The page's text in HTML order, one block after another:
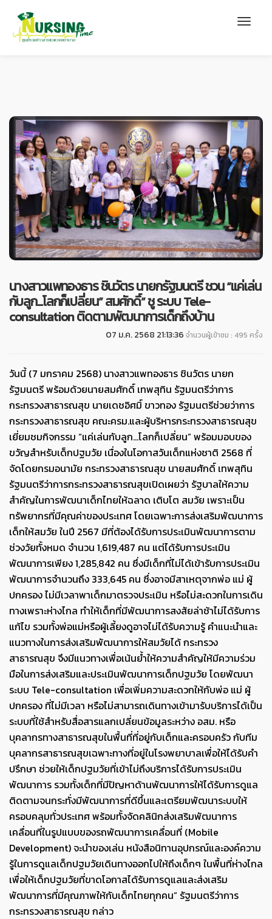
นางสาวแพทองธาร ชินวัตร นายกรัฐมนตรี ชวน “แค่เล่น
กับลูก...โลกก็เปลี่ยน” สมศักดิ์” ชู ระบบ Tele-
consultation ติดตามพัฒนาการเด็กถึงบ้าน
07 ม.ค. 2568 21:13:36 จำนวนผู้เข้าชม : 495 ครั้ง
วันนี้ (7 มกราคม 2568) นางสาวแพทองธาร ชินวัตร นายก
รัฐมนตรี พร้อมด้วยนายสมศักดิ์ เทพสุทิน รัฐมนตรีว่าการ
กระทรวงสาธารณสุข นายเดชอิศมิ์ ขาวทอง รัฐมนตรีช่วยว่าการ
กระทรวงสาธารณสุข คณะครม.และผู้บริหารกระทรวงสาธารณสุข
เยี่ยมชมกิจกรรม “แค่เล่นกับลูก...โลกก็เปลี่ยน” พร้อมมอบของ
ขวัญสำหรับเด็กปฐมวัย เนื่องในโอกาสวันเด็กแห่งชาติ 2568 ที่
จัดโดยกรมอนามัย กระทรวงสาธารณสุข นายสมศักดิ์ เทพสุทิน
รัฐมนตรีว่าการกระทรวงสาธารณสุขเปิดเผยว่า รัฐบาลให้ความ
สำคัญในการพัฒนาเด็กไทยให้ฉลาด เติบโต สมวัย เพราะเป็น
ทรัพยากรที่มีคุณค่าของประเทศ โดยเฉพาะการส่งเสริมพัฒนาการ
เด็กให้สมวัย ในปี 2567 มีที่ต้องได้รับการประเมินพัฒนาการตาม
ช่วงวัยทั้งหมด จำนวน 1,619,487 คน แต่ได้รับการประเมิน
พัฒนาการเพียง 1,285,842 คน ซึ่งมีเด็กที่ไม่ได้เข้ารับการประเมิน
พัฒนาการจำนวนถึง 333,645 คน ซึ่งอาจมีสาเหตุจากพ่อ แม่ ผู้
ปกครอง ไม่มีเวลาพาเด็กมาตรวจประเมิน หรือไม่สะดวกในการเดิน
ทางเพราะห่างไกล ทำให้เด็กที่มีพัฒนาการสงสัยล่าช้าไม่ได้รับการ
แก้ไข รวมทั้งพ่อแม่หรือผู้เลี้ยงดูอาจไม่ได้รับความรู้ คำแนะนำและ
แนวทางในการส่งเสริมพัฒนาการให้สมวัยได้ กระทรวง
สาธารณสุข จึงมีแนวทางเพื่อเน้นย้ำให้ความสำคัญให้มีความร่วม
มือในการส่งเสริมและประเมินพัฒนาการเด็กปฐมวัย โดยพัฒนา
ระบบ Tele-consultation เพื่อเพิ่มความสะดวกให้กับพ่อ แม่ ผู้
ปกครอง ที่ไม่มีเวลา หรือไม่สามารถเดินทางเข้ามารับบริการได้เป็น
ระบบที่ใช้สำหรับสื่อสารแลกเปลี่ยนข้อมูลระหว่าง อสม. หรือ
บุคลากรทางสาธารณสุขในพื้นที่ที่อยู่กับเด็กและครอบครัว กับทีม
บุคลากรสาธารณสุขเฉพาะทางที่อยู่ในโรงพยาบาลเพื่อให้ได้รับคำ
ปรึกษา ช่วยให้เด็กปฐมวัยที่เข้าไม่ถึงบริการได้รับการประเมิน
พัฒนาการ รวมทั้งเด็กที่มีปัญหาด้านพัฒนาการให้ได้รับการดูแล
ติดตามจนกระทั่งมีพัฒนาการที่ดีขึ้นและเตรียมพัฒนาระบบให้
ครอบคลุมทั่วประเทศ พร้อมทั้งจัดคลินิกส่งเสริมพัฒนาการ
เคลื่อนที่ในรูปแบบของรถพัฒนาการเคลื่อนที่ (Mobile
Development) จะนำของเล่น หนังสือนิทานอุปกรณ์และองค์ความ
รู้ในการดูแลเด็กปฐมวัยเดินทางออกไปให้ถึงเด็กๆ ในพื้นที่ห่างไกล
เพื่อให้เด็กปฐมวัยที่ขาดโอกาสได้รับการดูแลและส่งเสริม
พัฒนาการที่มีคุณภาพให้กับเด็กไทยทุกคน” รัฐมนตรีว่าการ
กระทรวงสาธารณสุข กล่าว